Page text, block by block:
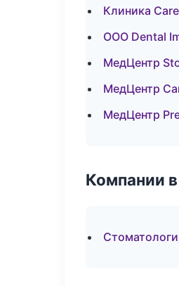
Клиника
ООО Dental
МедЦентр
МедЦентр
МедЦентр
Компании